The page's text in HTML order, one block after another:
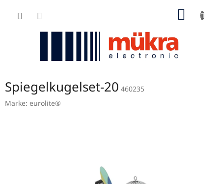
Inhalt
Spiegelkugelset-20 460235
Marke: eurolite®